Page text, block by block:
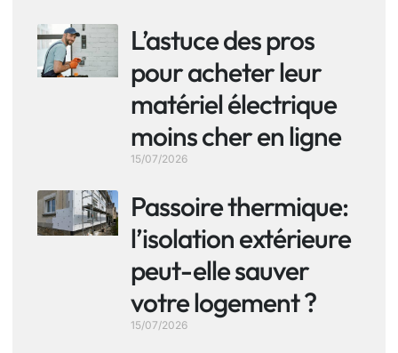
L’astuce des pros
pour acheter leur
matériel électrique
moins cher en ligne
15/07/2026
Passoire thermique:
l’isolation extérieure
peut-elle sauver
votre logement ?
15/07/2026